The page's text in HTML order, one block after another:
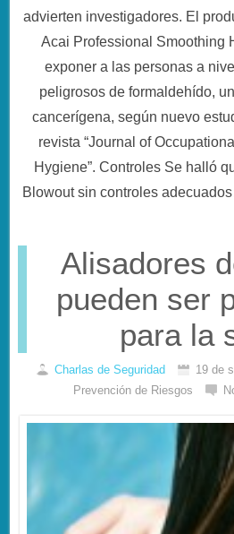
advierten investigadores. El
Acai Professional Smoothing
exponer a las personas a
peligrosos de formaldehído,
cancerígena, según nuevo
revista “Journal of
Hygiene”. Controles Se halló
Blowout sin controles
Alisadores
pueden ser
para la
Charlas de Seguridad
19 de
Prevención de Riesgos